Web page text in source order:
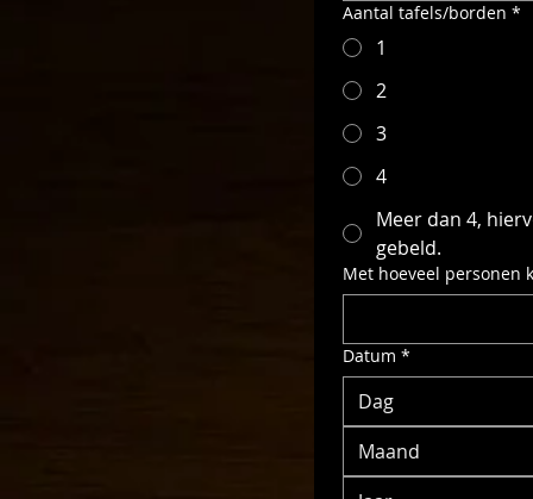
Aantal tafels/borden *
1
2
3
4
Meer dan 4,
gebeld.
Met hoeveel personen
Datum *
Maand